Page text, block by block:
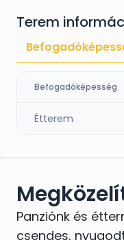
Terem
Befogadóképesség
Étterem
Panziónk és
csendes,